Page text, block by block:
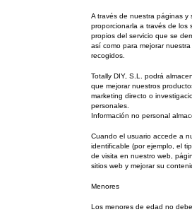
A través de nuestra páginas y
proporcionarla a través de los
propios del servicio que se
así como para mejorar
recogidos.
Totally DIY, S.L. podrá
que mejorar nuestros
marketing directo o
personales.
Información no personal
Cuando el usuario accede a
identificable (por ejemplo, el
de visita en nuestro web,
sitios web y mejorar su
Menores
Los menores de edad no